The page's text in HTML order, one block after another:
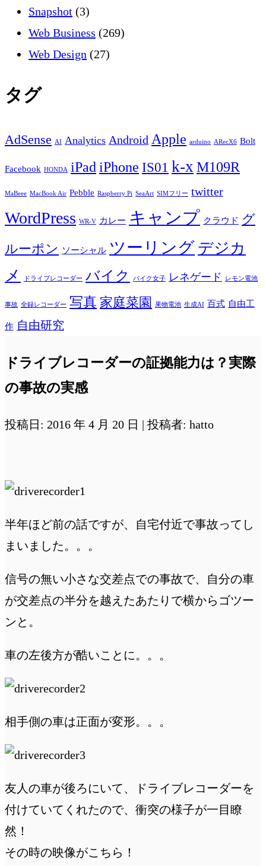
Snapshot (3)
Web Business (269)
Web Design (27)
タグ
AdSense AI Analytics Android Apple arduino ARecX6 Bolt
Facebook HONDA iPad iPhone IS01 k-xM109R
MaBeee MacBook Air Pebble Raspberry Pi SeaArt SIMフリー twitter
WordPress WR-V カレー キャンプ クラウド グ
ルーポン ソーシャル ツーリング デジカ
メ
ドライブレコーダー バイク バイク女子 レネゲード レモン電池
事故 全録レコーダー 写真 家庭菜園 果物電池 生成AI 百式 自由工
作 自由研究
ドライブレコーダーの証拠能力は？実際
の事故の実感
投稿日: 2016 年 4 月 20 日 | 投稿者: hatto
半年ほど前の話ですが、自宅付近で事故ってし
まいました。。。
信号の無い小さな交差点での事故で、自分の車
が交差点の半分を越えたあたりで横からゴツー
ンと。
車の左後方が酷いことに。。。
相手側の車は正面が変形。。。
友人の車が後ろにいて、ドライブレコーダーを
付けていてくれたので、衝突の様子が一目瞭
然！
その時の映像がこちら！